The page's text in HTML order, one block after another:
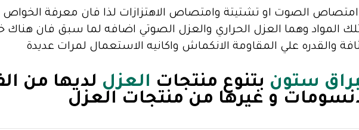
الصوت او تشتيتة وامتصاص الاهتزازات لذا فان معرفة الخواص
المواد وهما العزل الحراري والعزل الصوتي اضافه لما سبق فان
والقدره علي المقاومة الانكماش واكانيه الاستعمال لمرات عديدة
ستون بتنوع منتجات العزل لديها من
و غيرها من منتجات العزل